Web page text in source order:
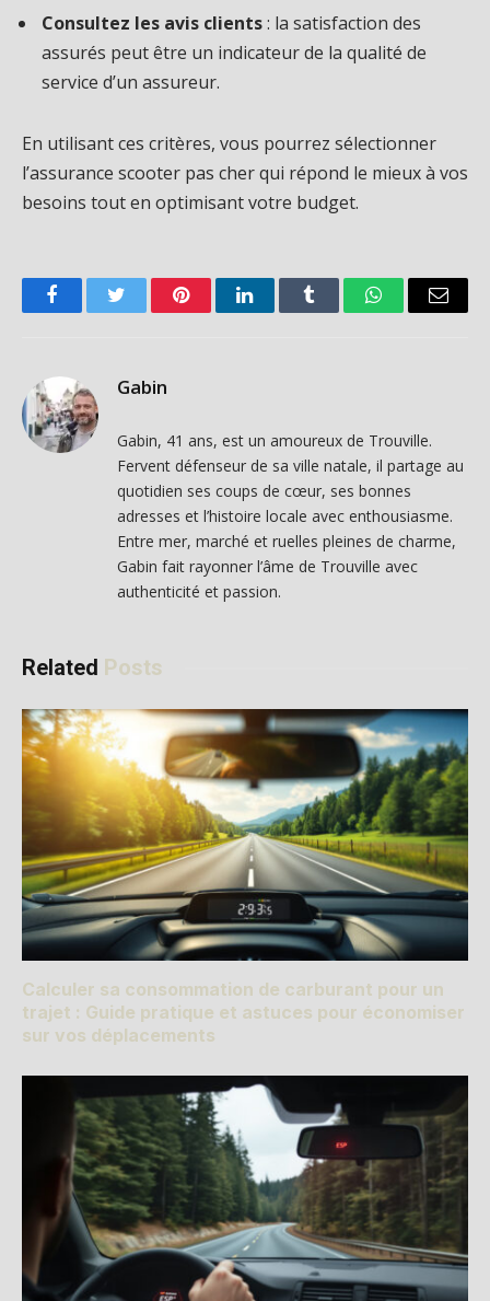
Consultez les avis clients: la satisfaction des
assurés peut être un indicateur de la qualité de
service d’un assureur.
En utilisant ces critères, vous pourrez sélectionner
l’assurance scooter pas cher qui répond le mieux à vos
besoins tout en optimisant votre budget.
FacebookTwitter PinterestLinkedInTumblr WhatsAppEmail
Gabin
Gabin, 41 ans, est un amoureux de Trouville.
Fervent défenseur de sa ville natale, il partage au
quotidien ses coups de cœur, ses bonnes
adresses et l’histoire locale avec enthousiasme.
Entre mer, marché et ruelles pleines de charme,
Gabin fait rayonner l’âme de Trouville avec
authenticité et passion.
Related Posts
Calculer sa consommation de carburant pour un
trajet : Guide pratique et astuces pour économiser
sur vos déplacements